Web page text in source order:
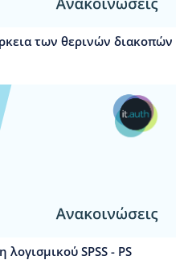
των θερινών διακοπών
SPSS - PS